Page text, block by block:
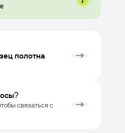
полотна
связаться с